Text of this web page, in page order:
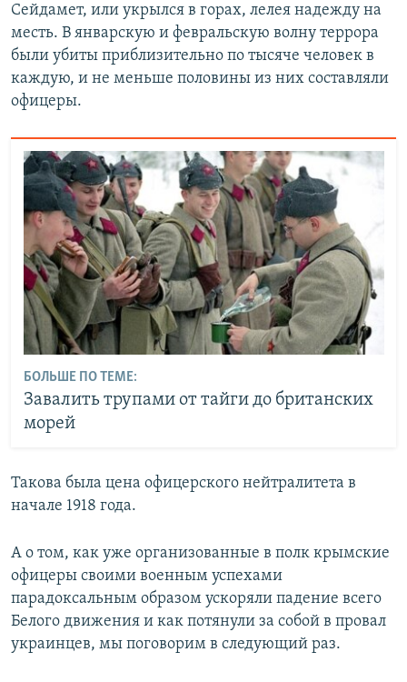
Сейдамет, или укрылся в горах, лелея надежду на
месть. В январскую и февральскую волну террора
были убиты приблизительно по тысяче человек в
каждую, и не меньше половины из них составляли
офицеры.
БОЛЬШЕ ПО ТЕМЕ:
Завалить трупами от тайги до британских
морей
Такова была цена офицерского нейтралитета в
начале 1918 года.
А о том, как уже организованные в полк крымские
офицеры своими военным успехами
парадоксальным образом ускоряли падение всего
Белого движения и как потянули за собой в провал
украинцев, мы поговорим в следующий раз.